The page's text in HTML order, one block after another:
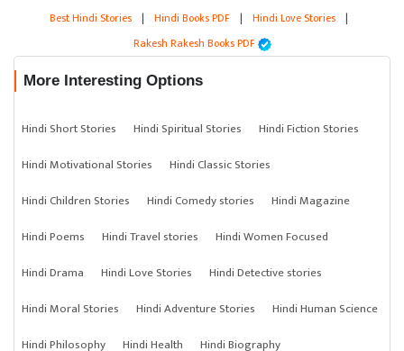
Best Hindi Stories | Hindi Books PDF | Hindi Love Stories |
Rakesh Rakesh Books PDF
More Interesting Options
Hindi Short Stories Hindi Spiritual Stories
Hindi Fiction Stories
Hindi Motivational Stories
Hindi Classic Stories
Hindi Children Stories
Hindi Comedy stories
Hindi Magazine
Hindi Poems
Hindi Travel stories
Hindi Women Focused
Hindi Drama
Hindi Love Stories
Hindi Detective stories
Hindi Moral Stories
Hindi Adventure Stories
Hindi Human Science
Hindi Philosophy
Hindi Health Hindi Biography